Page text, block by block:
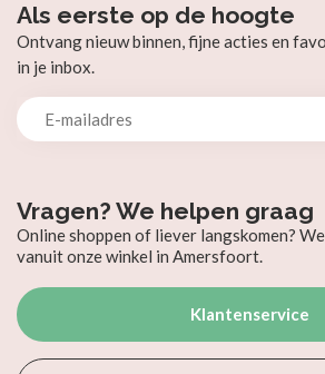
Vragen? We helpen graag
Online shoppen of liever langskomen?
vanuit onze winkel in Amersfoort.
Klantenservice
Als eerste op de hoogte
Ontvang nieuw binnen, fijne acties en
in je inbox.